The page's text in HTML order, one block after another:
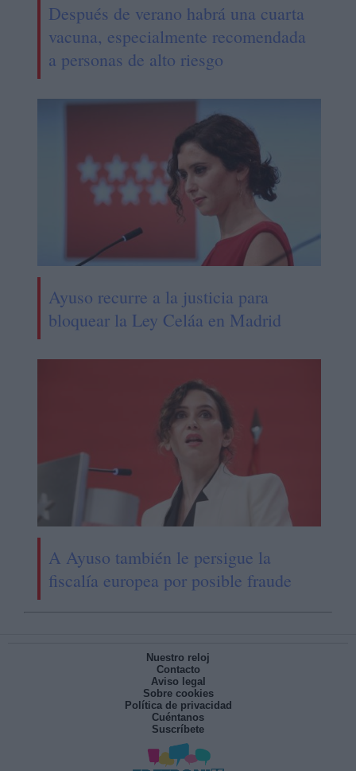
Después de verano habrá una cuarta
vacuna, especialmente recomendada
a personas de alto riesgo
Ayuso recurre a la justicia para
bloquear la Ley Celáa en Madrid
A Ayuso también le persigue la
fiscalía europea por posible fraude
Nuestro reloj
Contacto
Aviso legal
Sobre cookies
Política de privacidad
Cuéntanos
Suscríbete